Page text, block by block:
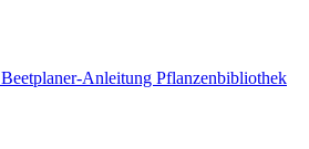
Beetplaner-Anleitung Pflanzenbibliothek